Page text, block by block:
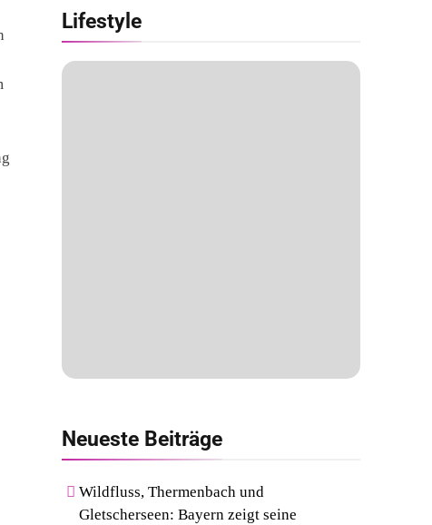
Lifestyle
Neueste Beiträge
Wildfluss, Thermenbach und
Gletscherseen: Bayern zeigt seine